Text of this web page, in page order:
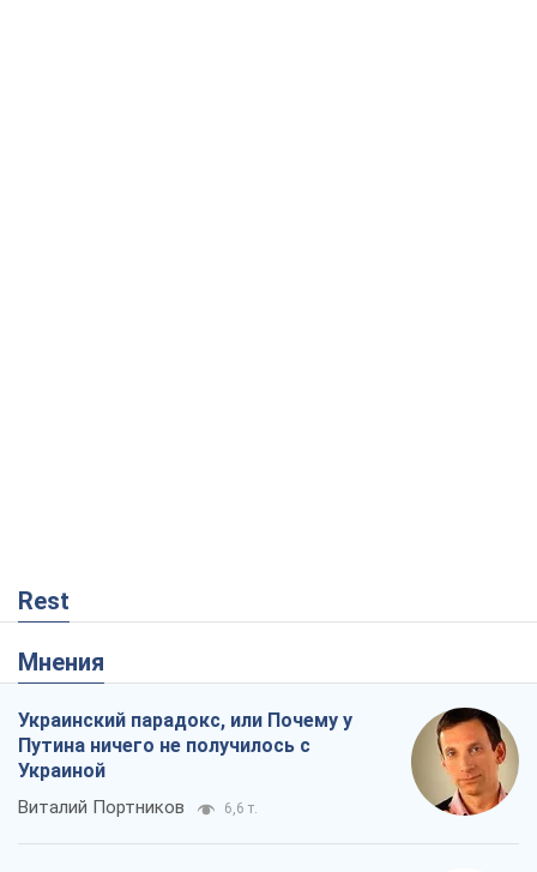
Rest
Мнения
Украинский парадокс, или Почему у
Путина ничего не получилось с
Украиной
Виталий Портников 6,6 т.